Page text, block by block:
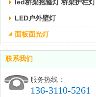
led桥梁抱箍灯 桥梁护栏灯
LED户外壁灯
面板面光灯
联系我们
服务热线：
136-3110-5261